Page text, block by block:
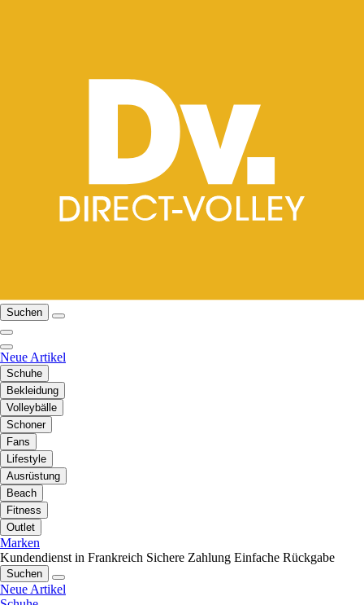
Suchen
Neue Artikel
Schuhe
Bekleidung
Volleybälle
Schoner
Fans
Lifestyle
Ausrüstung
Beach
Fitness
Outlet
Marken
Kundendienst in Frankreich Sichere Zahlung Einfache Rückgabe
Suchen
Neue Artikel